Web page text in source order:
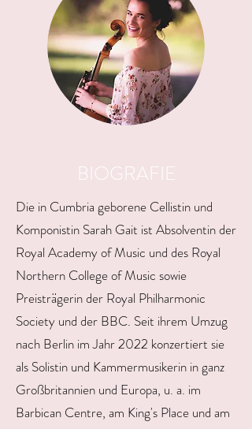
BIOGRAFIE
Die in Cumbria geborene Cellistin und
Komponistin Sarah Gait ist Absolventin der
Royal Academy of Music und des Royal
Northern College of Music sowie
Preisträgerin der Royal Philharmonic
Society und der BBC. Seit ihrem Umzug
nach Berlin im Jahr 2022 konzertiert sie
als Solistin und Kammermusikerin in ganz
Großbritannien und Europa, u. a. im
Barbican Centre, am King's Place und am